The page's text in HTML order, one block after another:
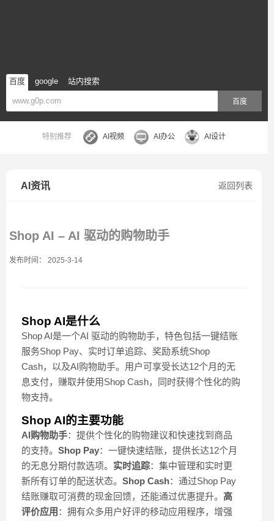
百度 google 站内搜索
百度
特别推荐 AI视频 AI办公 AI设计
返回列表
AI资讯
Shop AI – AI 驱动的购物助手
发布时间： 2025-3-14
Shop AI是什么
Shop AI是一个AI 驱动的购物助手，特色包括一键结账
服务Shop Pay、实时订单追踪、奖励系统Shop
Cash，以及AI购物助手。用户可享受长达12个月的无
息支付，赚取并使用Shop Cash，同时获得个性化的购
物支持。
Shop AI的主要功能
AI购物助手：提供个性化的购物建议和快速找到商品
的支持。 Shop Pay：一键快速结账，提供长达12个月
的无息分期付款选项。 实时追踪：集中管理和实时更
新所有订单的配送状态。 Shop Cash：通过Shop Pay
结账赚取可消费的现金回馈，还能通过优惠提升。 高
评价应用 ：拥有众多用户好评的移动应用程序，增强